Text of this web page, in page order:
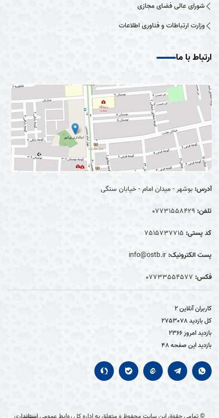
شورای عالی فضای مجازی
وزارت ارتباطات و فناوری اطلاعات
ارتباط با ما
آدرس: بوشهر - میدان امام - خیابان سنگی
تلفن: 07731558429
کد پستی: 7515737715
پست الکترونیک: info@ostb.ir
فکس: 07733554577
کاربران آنلاین2
کل بازدید2753078
بازدید امروز2366
بازدید این صفحه48